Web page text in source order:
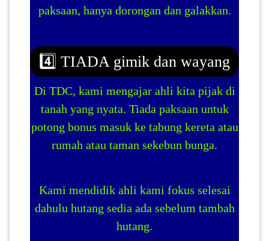
paksaan, hanya dorongan dan galakkan.
4️⃣ TIADA gimik dan wayang
Di TDC, kami mengajar ahli kita pijak di
tanah yang nyata. Tiada paksaan untuk
potong bonus masuk ke tabung kereta atau
rumah atau taman sekebun bunga.
Kami mendidik ahli kami fokus selesai
dahulu hutang sedia ada sebelum tambah
hutang.